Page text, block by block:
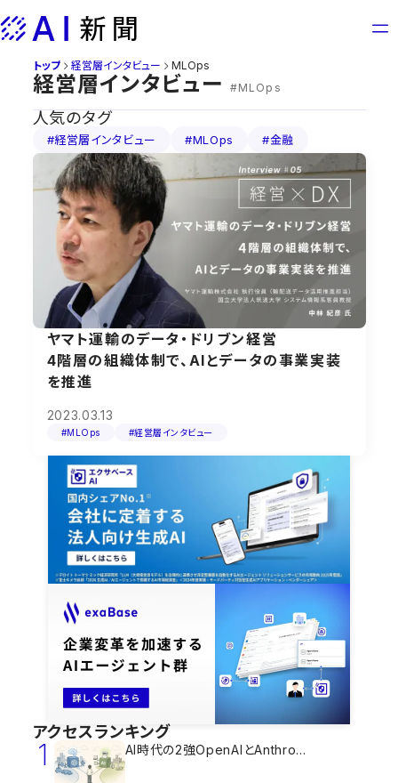
to
トップ 経営層インタビュー MLOps
経営層インタビュー #MLOps
人気のタグ
#経営層インタビュー #MLOps #金融
ヤマト運輸のデータ・ドリブン経営
4階層の組織体制で、AIとデータの事業実装
を推進
2023.03.13
#MLOps #経営層インタビュー
アクセスランキング
1 AI時代の2強OpenAIとAnthro...